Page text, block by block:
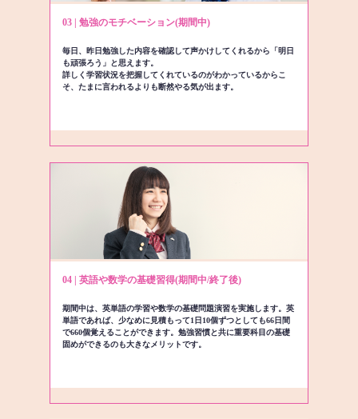
03 | 勉強のモチベーション(期間中)
毎日、昨日勉強した内容を確認して声かけしてくれるから「明日
も頑張ろう」と思えます。
詳しく学習状況を把握してくれているのがわかっているからこ
そ、たまに言われるよりも断然やる気が出ます。
04 | 英語や数学の基礎習得(期間中/終了後)
期間中は、英単語の学習や数学の基礎問題演習を実施します。英
単語であれば、少なめに見積もって1日10個ずつとしても66日間
で660個覚えることができます。勉強習慣と共に重要科目の基礎
固めができるのも大きなメリットです。